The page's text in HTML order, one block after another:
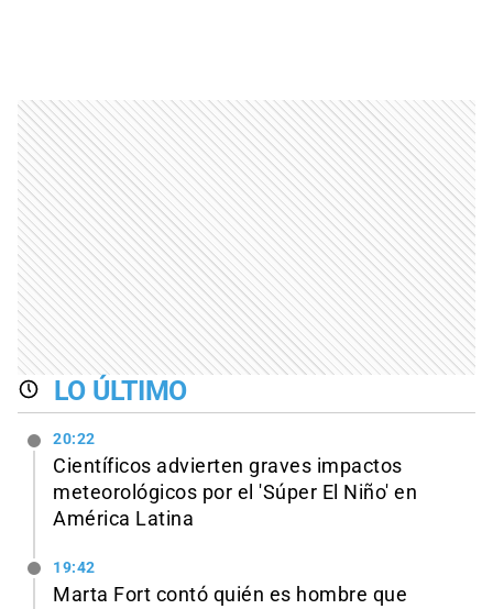
LO ÚLTIMO
20:22
Científicos advierten graves impactos
meteorológicos por el 'Súper El Niño' en
América Latina
19:42
Marta Fort contó quién es hombre que